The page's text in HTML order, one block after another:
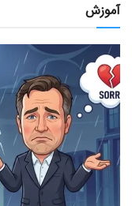
آموزش